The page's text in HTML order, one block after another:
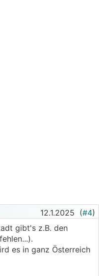
12.1.2025 (#4)
gibt's z.B. den
es in ganz Österreich